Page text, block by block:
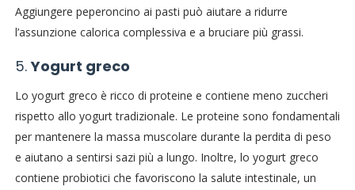
Aggiungere peperoncino ai pasti può aiutare a ridurre
l’assunzione calorica complessiva e a bruciare più grassi.
5.Yogurt greco
Lo yogurt greco è ricco di proteine e contiene meno zuccheri
rispetto allo yogurt tradizionale. Le proteine sono fondamentali
per mantenere la massa muscolare durante la perdita di peso
e aiutano a sentirsi sazi più a lungo. Inoltre, lo yogurt greco
contiene probiotici che favoriscono la salute intestinale, un